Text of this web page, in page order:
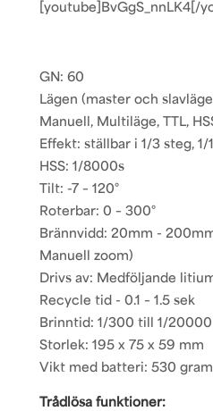
[youtube]BvGgS_nnLK4[/
GN: 60
Lägen (master och
Manuell, Multiläge, TTL,
Effekt: ställbar i 1/3 steg, 1/
HSS: 1/8000s
Tilt: -7 – 120°
Roterbar: 0 – 300°
Brännvidd: 20mm -
Manuell zoom)
Drivs av: Medföljande
Recycle tid - 0.1 – 1.5 sek
Brinntid: 1/300 till 1/20000
Storlek: 195 x 75 x 59 mm
Vikt med batteri: 530 gram
Trådlösa funktioner: